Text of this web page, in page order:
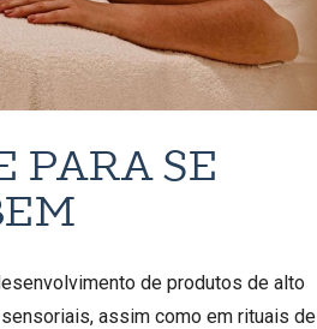
PARA SE
de produtos de alto
assim como em rituais de